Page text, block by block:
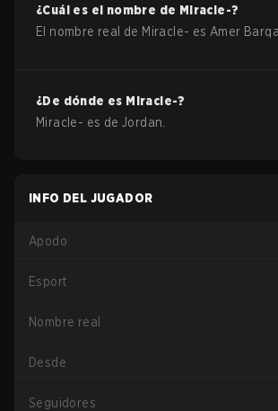
¿Cuál es el nombre de Miracle-?
El nombre real de Miracle- es Amer
¿De dónde es Miracle-?
Miracle- es deJordan
INFO DEL JUGADOR
Apodo
Esport
Nombre real
Desde
Seguidores